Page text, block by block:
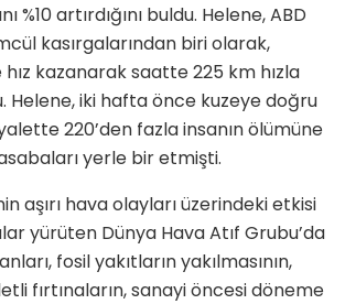
%10 artırdığını buldu. Helene, ABD
kasırgalarından biri olarak,
kazanarak saatte 225 km hızla
Helene, iki hafta önce kuzeye doğru
220’den fazla insanın ölümüne
yerle bir etmişti.
aşırı hava olayları üzerindeki etkisi
yürüten Dünya Hava Atıf Grubu’da
fosil yakıtların yakılmasının,
fırtınaların, sanayi öncesi döneme